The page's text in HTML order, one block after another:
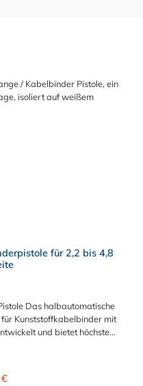
für 2,2 bis 4,8
Kunststoffkabelbinder mit
und bietet höchste
Preis: